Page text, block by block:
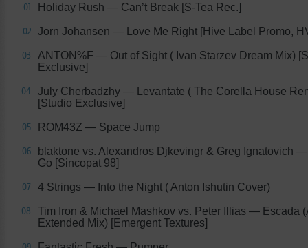
01 Holiday Rush — Can’t Break [S-Tea Rec.]
02 Jorn Johansen — Love Me Right [Hive Label Promo,
03
ANTON%F — Out of Sight ( Ivan Starzev Dream Mix)
Exclusive]
04
July Cherbadzhy — Levantate ( The Corella House
[Studio Exclusive]
05 ROM43Z — Space Jump
06
blaktone vs. Alexandros Djkevingr & Greg Ignatovich
Go [Sincopat 98]
07 4 Strings — Into the Night ( Anton Ishutin Cover)
08
Tim Iron & Michael Mashkov vs. Peter Illias — Escada
Extended Mix) [Emergent Textures]